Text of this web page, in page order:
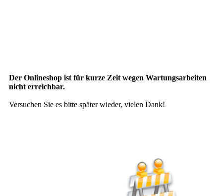
Der Onlineshop ist für kurze Zeit wegen Wartungsarbeiten
nicht erreichbar.
Versuchen Sie es bitte später wieder, vielen Dank!